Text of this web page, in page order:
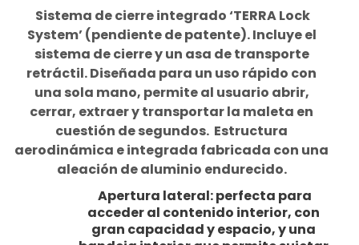
Sistema de cierre integrado ‘TERRA Lock
System’ (pendiente de patente). Incluye el
sistema de cierre y un asa de transporte
retráctil. Diseñada para un uso rápido con
una sola mano, permite al usuario abrir,
cerrar, extraer y transportar la maleta en
cuestión de segundos. Estructura
aerodinámica e integrada fabricada con una
aleación de aluminio endurecido.
Apertura lateral: perfecta para
acceder al contenido interior, con
gran capacidad y espacio, y una